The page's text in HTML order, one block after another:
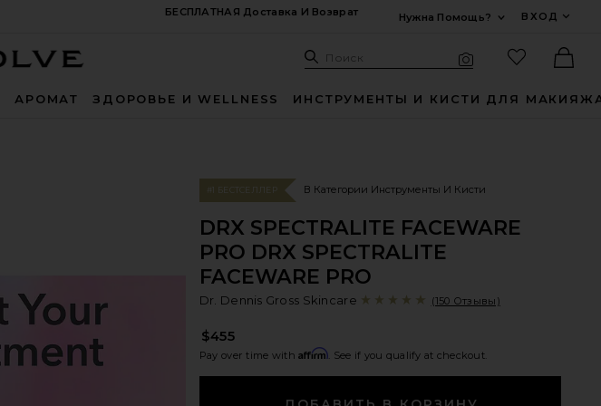
БЕСПЛАТНАЯ Доставка И Возврат
Нужна Помощь?
ВХОД
Поиск: Site
Поиск
АРОМАТ ЗДОРОВЬЕ И WELLNESS ИНСТРУМЕНТЫ И КИСТИ ДЛЯ
#1 БЕСТСЕЛЛЕР В Категории Инструменты И Кисти
DRX SPECTRALITE FACEWARE
PRO DRX SPECTRALITE
FACEWARE PRO
Dr. Dennis Gross Skincare (150 Отзывы)
$455
Pay over time withAffirm . See if you qualify at checkout.